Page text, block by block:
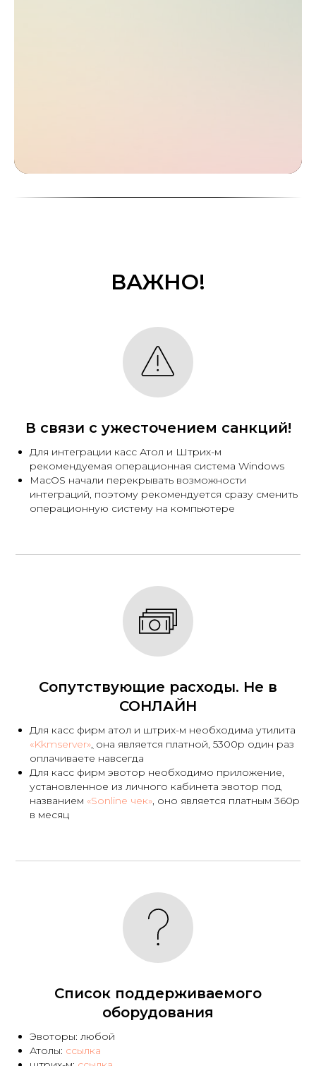
ВАЖНО!
В связи с ужесточением санкций!
Для интеграции касс Атол и Штрих-м
рекомендуемая операционная система Windows
MacOS начали перекрывать возможности
интеграций, поэтому рекомендуется сразу сменить
операционную систему на компьютере
Сопутствующие расходы. Не в
СОНЛАЙН
Для касс фирм атол и штрих-м необходима утилита
«Kkmserver», она является платной, 5300р один раз
оплачиваете навсегда
Для касс фирм эвотор необходимо приложение,
установленное из личного кабинета эвотор под
названием «Sonline чек», оно является платным 360р
в месяц
Список поддерживаемого
оборудования
Эвоторы: любой
Атолы: ссылка